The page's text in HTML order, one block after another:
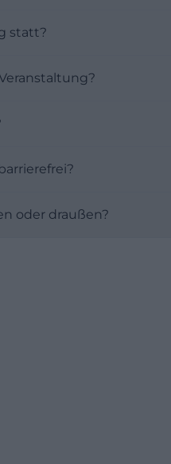
statt?
oder draußen?